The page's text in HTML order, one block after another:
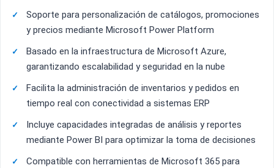
Soporte para personalización de catálogos, promociones
y precios mediante Microsoft Power Platform
Basado en la infraestructura de Microsoft Azure,
garantizando escalabilidad y seguridad en la nube
Facilita la administración de inventarios y pedidos en
tiempo real con conectividad a sistemas ERP
Incluye capacidades integradas de análisis y reportes
mediante Power BI para optimizar la toma de decisiones
Compatible con herramientas de Microsoft 365 para